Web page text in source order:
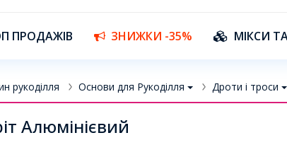
ПРОДАЖІВ ЗНИЖКИ -35% МІКСИ
рукоділля Основи для Рукоділля Дроти і троси
Алюмінієвий